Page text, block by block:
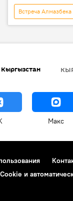
Встреча
В мире
Кыргызстан
Макс
и